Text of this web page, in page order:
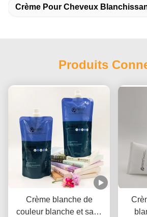
Crème Pour Cheveux
Produits
Crème blanche de
couleur blanche et sans